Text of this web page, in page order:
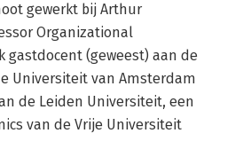
gewerkt bij Arthur
Organizational
gastdocent (geweest) aan de
Universiteit van Amsterdam
de Leiden Universiteit, een
van de Vrije Universiteit